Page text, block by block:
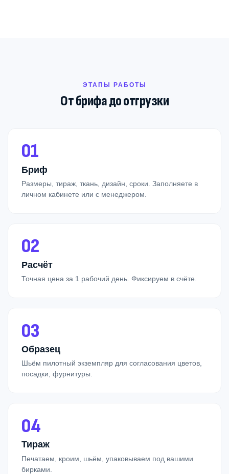
ЭТАПЫ РАБОТЫ
От брифа до отгрузки
01
Бриф
Размеры, тираж, ткань, дизайн, сроки. Заполняете в
личном кабинете или с менеджером.
02
Расчёт
Точная цена за 1 рабочий день. Фиксируем в счёте.
03
Образец
Шьём пилотный экземпляр для согласования цветов,
посадки, фурнитуры.
04
Тираж
Печатаем, кроим, шьём, упаковываем под вашими
бирками.